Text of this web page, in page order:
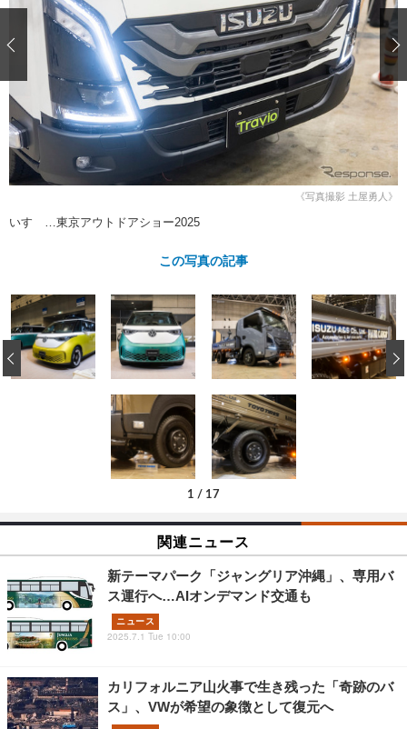
ショップレポート 愛車 File
自動車豆知識 ストップ！不具合修理＆粗悪修理
鈑金・塗装
ディテイリング
ディテイリング 洗車
ヘッドライト磨き コーティング
フィルム・ラッピング
鈑金・塗装
小キズ直し 防錆
特集記事
ストップ 不具合修理＆粗悪修理
カーメーカー「旧車」関連プロジェ
クト
ショップ紹介
ショップレポート プロショップ検索
レストア
カーメーカー「旧車」関連プロジ
イベント
《写真撮影 土屋勇人》
いすゞ…東京アウトドアショー2025
この写真の記事
1 / 17
‹
関連ニュース
新テーマパーク「ジャングリア沖縄」、専用バ
ス運行へ…AIオンデマンド交通も
ニュース
2025.7.1 Tue 10:00
カリフォルニア山火事で生き残った「奇跡のバ
ス」、VWが希望の象徴として復元へ